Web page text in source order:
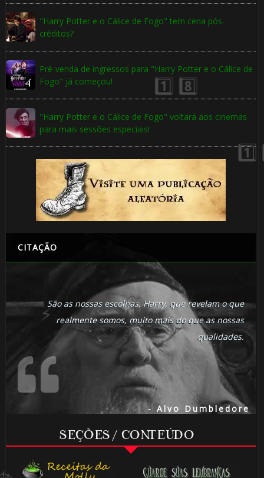
"Harry Potter e o Cálice de Fogo" tem cena pós-
créditos?
Pré-venda de ingressos para "Harry Potter e o Cálice de
Fogo" já começou!
"Harry Potter e o Cálice de Fogo" voltará aos cinemas
para mais sessões especiais!
CITAÇÃO
São as nossas escolhas, Harry, que revelam o que
realmente somos, muito mais do que as nossas
qualidades.
- Alvo Dumbledore
SEÇÕES / CONTEÚDO
🎂
🎂
⚡